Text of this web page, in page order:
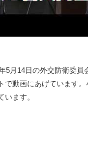
5月14日の外交防衛委
で動画にあげています